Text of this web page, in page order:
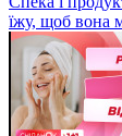
їжу, щоб вона